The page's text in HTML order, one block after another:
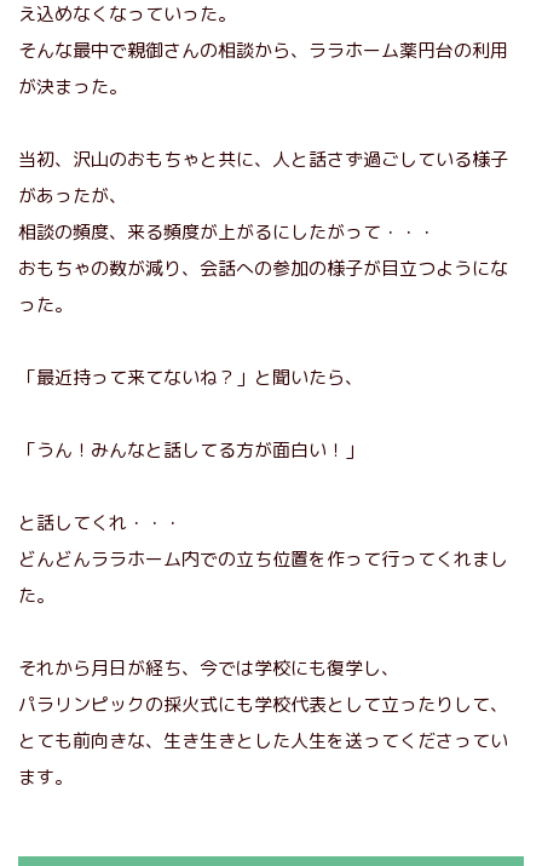
え込めなくなっていった。
そんな最中で親御さんの相談から、ララホーム薬円台の利用
が決まった。
当初、沢山のおもちゃと共に、人と話さず過ごしている様子
があったが、
相談の頻度、来る頻度が上がるにしたがって・・・
おもちゃの数が減り、会話への参加の様子が目立つようにな
った。
「最近持って来てないね？」と聞いたら、
「うん！みんなと話してる方が面白い！」
と話してくれ・・・
どんどんララホーム内での立ち位置を作って行ってくれまし
た。
それから月日が経ち、今では学校にも復学し、
パラリンピックの採火式にも学校代表として立ったりして、
とても前向きな、生き生きとした人生を送ってくださってい
ます。